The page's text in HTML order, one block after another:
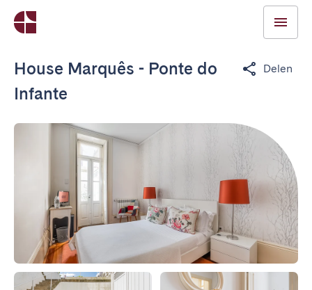
House Marquês - Ponte do
Infante
Delen